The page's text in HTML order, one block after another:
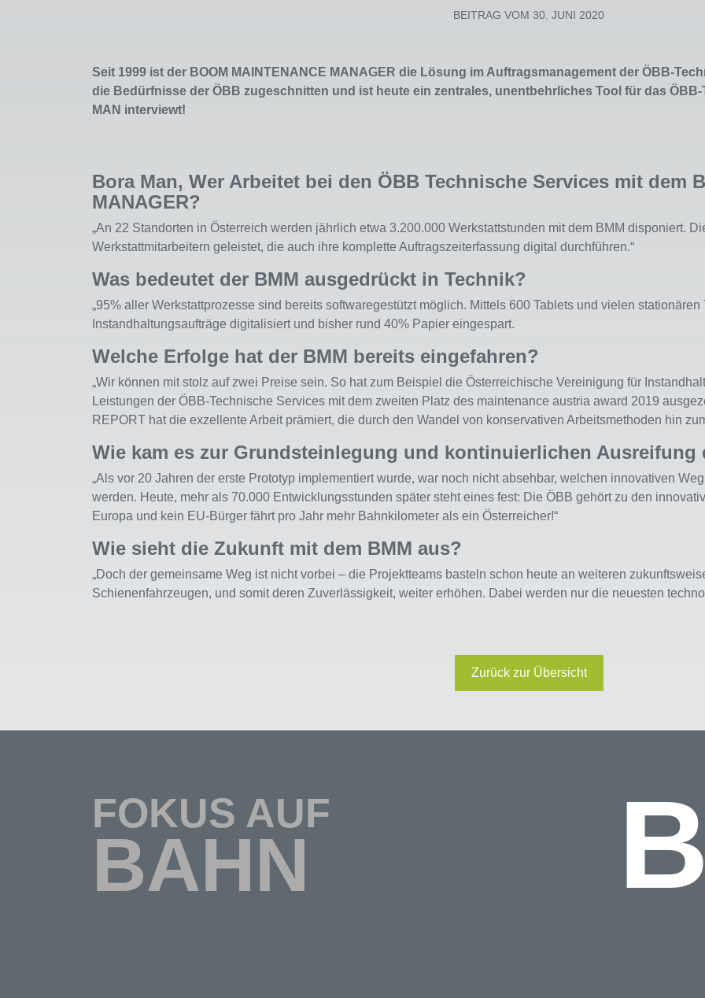
BEITRAG VOM 30. JUNI 2020
Seit 1999 ist der BOOM MAINTENANCE MANAGER die Lösung im Auftragsmanagement der ÖBB-
die Bedürfnisse der ÖBB zugeschnitten und ist heute ein zentrales, unentbehrliches Tool für das ÖBB-
MAN interviewt!
Bora Man, Wer Arbeitet bei den ÖBB Technische Services mit dem
MANAGER?
„An 22 Standorten in Österreich werden jährlich etwa 3.200.000 Werkstattstunden mit dem BMM disponiert.
Werkstattmitarbeitern geleistet, die auch ihre komplette Auftragszeiterfassung digital durchführen.“
Was bedeutet der BMM ausgedrückt in Technik?
„95% aller Werkstattprozesse sind bereits softwaregestützt möglich. Mittels 600 Tablets und vielen
Instandhaltungsaufträge digitalisiert und bisher rund 40% Papier eingespart.
Welche Erfolge hat der BMM bereits eingefahren?
„Wir können mit stolz auf zwei Preise sein. So hat zum Beispiel die Österreichische Vereinigung für
Leistungen der ÖBB-Technische Services mit dem zweiten Platz des maintenance austria award 2019
REPORT hat die exzellente Arbeit prämiert, die durch den Wandel von konservativen Arbeitsmethoden hin
Wie kam es zur Grundsteinlegung und kontinuierlichen Ausreifung
„Als vor 20 Jahren der erste Prototyp implementiert wurde, war noch nicht absehbar, welchen innovativen
werden. Heute, mehr als 70.000 Entwicklungsstunden später steht eines fest: Die ÖBB gehört zu den
Europa und kein EU-Bürger fährt pro Jahr mehr Bahnkilometer als ein Österreicher!“
Wie sieht die Zukunft mit dem BMM aus?
„Doch der gemeinsame Weg ist nicht vorbei – die Projektteams basteln schon heute an weiteren
Schienenfahrzeugen, und somit deren Zuverlässigkeit, weiter erhöhen. Dabei werden nur die neuesten
Zurück zur Übersicht
FOKUS AUF
BAHN